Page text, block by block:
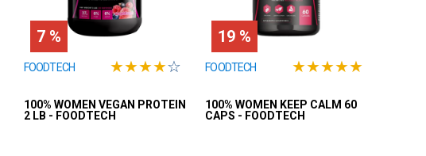
7 %
FOODTECH ★★★★☆
100% WOMEN VEGAN PROTEIN
2 LB - FOODTECH
19 %
FOODTECH ★★★★★
100% WOMEN KEEP CALM 60
CAPS - FOODTECH